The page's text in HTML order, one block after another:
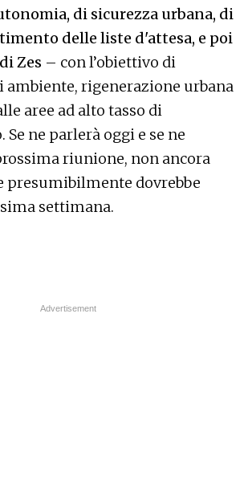
di sicurezza urbana, di
delle liste d'attesa, e poi
Zes – con l’obiettivo di
ambiente, rigenerazione urbana
aree ad alto tasso di
ne parlerà oggi e se ne
riunione, non ancora
presumibilmente dovrebbe
settimana.